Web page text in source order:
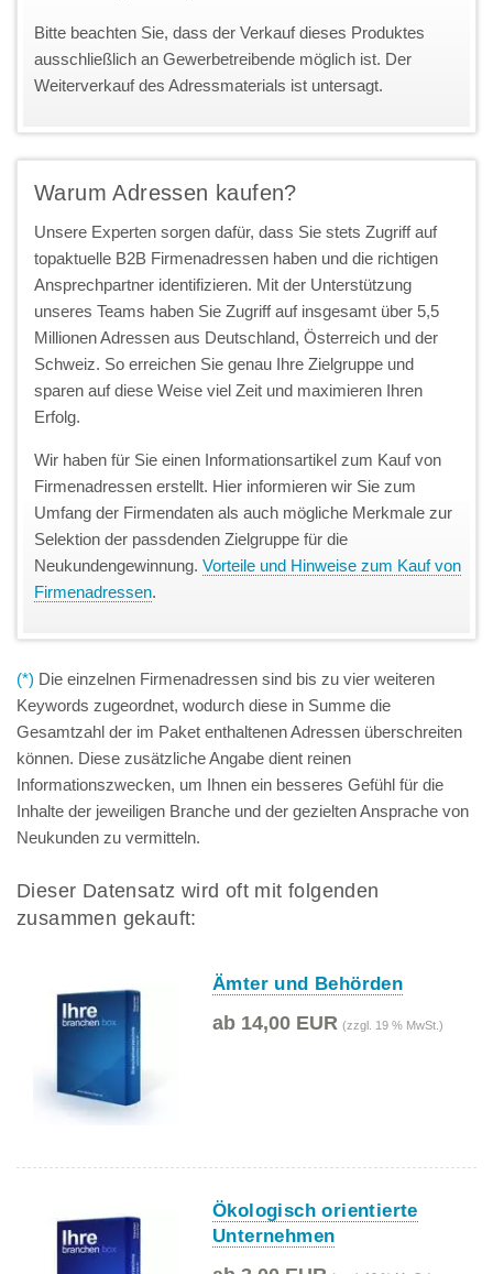
Bitte beachten Sie, dass der Verkauf dieses Produktes
ausschließlich an Gewerbetreibende möglich ist. Der
Weiterverkauf des Adressmaterials ist untersagt.
Warum Adressen kaufen?
Unsere Experten sorgen dafür, dass Sie stets Zugriff auf
topaktuelle B2B Firmenadressen haben und die richtigen
Ansprechpartner identifizieren. Mit der Unterstützung
unseres Teams haben Sie Zugriff auf insgesamt über 5,5
Millionen Adressen aus Deutschland, Österreich und der
Schweiz. So erreichen Sie genau Ihre Zielgruppe und
sparen auf diese Weise viel Zeit und maximieren Ihren
Erfolg.
Wir haben für Sie einen Informationsartikel zum Kauf von
Firmenadressen erstellt. Hier informieren wir Sie zum
Umfang der Firmendaten als auch mögliche Merkmale zur
Selektion der passdenden Zielgruppe für die
Neukundengewinnung. Vorteile und Hinweise zum Kauf von
Firmenadressen.
(*) Die einzelnen Firmenadressen sind bis zu vier weiteren
Keywords zugeordnet, wodurch diese in Summe die
Gesamtzahl der im Paket enthaltenen Adressen überschreiten
können. Diese zusätzliche Angabe dient reinen
Informationszwecken, um Ihnen ein besseres Gefühl für die
Inhalte der jeweiligen Branche und der gezielten Ansprache von
Neukunden zu vermitteln.
Dieser Datensatz wird oft mit folgenden
zusammen gekauft:
Ämter und Behörden
ab 14,00 EUR (zzgl. 19 % MwSt.)
Ökologisch orientierte
Unternehmen